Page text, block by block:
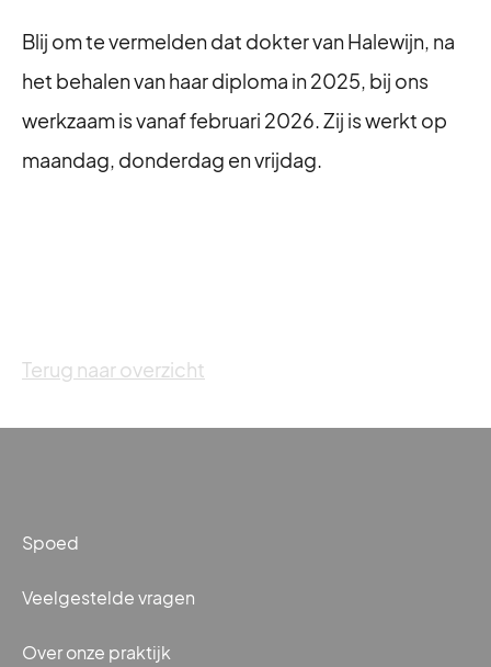
Blij om te vermelden dat dokter van Halewijn, na
het behalen van haar diploma in 2025, bij ons
werkzaam is vanaf februari 2026. Zij is werkt op
maandag, donderdag en vrijdag.
Terug naar overzicht
Spoed
Veelgestelde vragen
Over onze praktijk